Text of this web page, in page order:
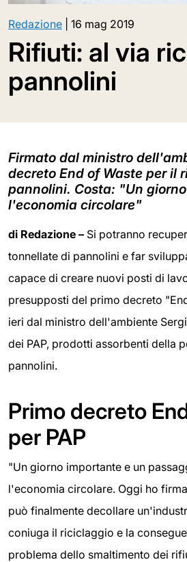
Redazione 16 mag 2019
Rifiuti: al via
pannolini
Firmato dal ministro
decreto End of Waste per il
pannolini. Costa: "Un
l'economia circolare"
di Redazione – Si potranno
tonnellate di pannolini e far
capace di creare nuovi posti di
presupposti del primo decreto
ieri dal ministro dell'ambiente
dei PAP, prodotti assorbenti della
pannolini.
Primo decreto
per PAP
"Un giorno importante e un
l'economia circolare. Oggi ho
può finalmente decollare
coniuga il riciclaggio e la
problema dello smaltimento dei